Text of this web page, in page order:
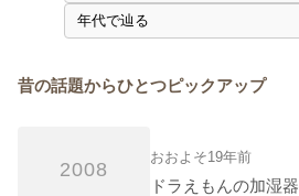
昔の話題からひとつピックアップ
2008
おおよそ19年前
ドラえもんの加湿器